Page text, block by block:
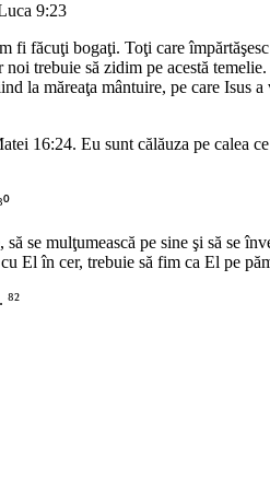
9:23
făcuţi bogaţi. Toţi care
trebuie să zidim pe acestă temelie.
la măreaţa mântuire, pe care Isus
16:24. Eu sunt călăuza pe calea
se mulţumească pe sine şi să se
El în cer, trebuie să fim ca El pe